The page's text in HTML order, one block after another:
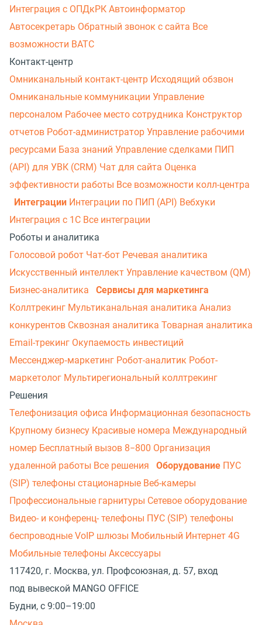
Интеграция с ОПДкРК Автоинформатор
Автосекретарь Обратный звонок с сайта Все
возможности ВАТС
Контакт-центр
Омниканальный контакт-центр Исходящий обзвон
Омниканальные коммуникации Управление
персоналом Рабочее место сотрудника Конструктор
отчетов Робот-администратор Управление рабочими
ресурсами База знаний Управление сделками ПИП
(API) для УВК (CRM) Чат для сайта Оценка
эффективности работы Все возможности колл-центра
Интеграции Интеграции по ПИП (API) Вебхуки
Интеграция с 1С Все интеграции
Роботы и аналитика
Голосовой робот Чат-бот Речевая аналитика
Искусственный интеллект Управление качеством (QM)
Бизнес-аналитика
Сервисы для маркетинга
Коллтрекинг Мультиканальная аналитика Анализ
конкурентов Сквозная аналитика Товарная аналитика
Email-трекинг Окупаемость инвестиций
Мессенджер‑маркетинг Робот-аналитик Робот-
маркетолог Мультирегиональный коллтрекинг
Решения
Телефонизация офиса Информационная безопасность
Крупному бизнесу Красивые номера Международный
номер Бесплатный вызов 8−800 Организация
удаленной работы Все решения Оборудование ПУС
(SIP) телефоны стационарные Веб-камеры
Профессиональные гарнитуры Сетевое оборудование
Видео- и конференц- телефоны ПУС (SIP) телефоны
беспроводные VoIP шлюзы Мобильный Интернет 4G
Мобильные телефоны Аксессуары
117420, г. Москва, ул. Профсоюзная, д. 57, вход
под вывеской MANGO OFFICE
Будни, с 9:00–19:00